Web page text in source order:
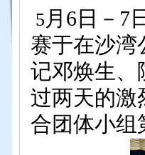
5 月 6日－7
赛于在沙湾
记邓焕生、
过两天的激
合团体小组